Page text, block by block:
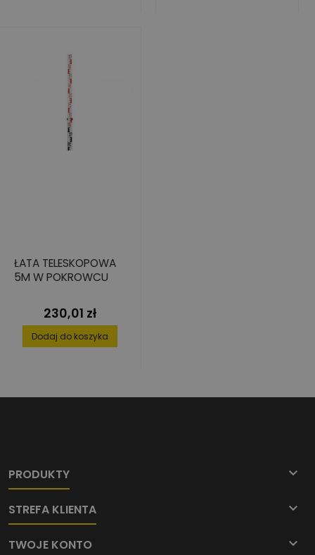
ŁATA TELESKOPOWA
5M W POKROWCU
Cena
230,01 zł
Dodaj do koszyka
PRODUKTY 
STREFA KLIENTA 
TWOJE KONTO 